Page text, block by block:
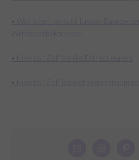
• Wat is het verschil tussen
• How to : Zelf Vanille Extract maken
• How to : Zelf Banketbakkersroom